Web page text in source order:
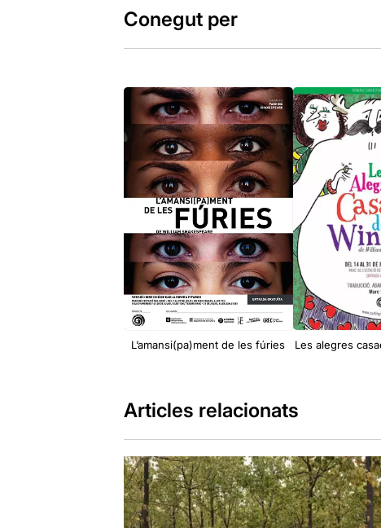
Conegut per
L’amansi(pa)ment de les fúries Les alegres
Articles relacionats